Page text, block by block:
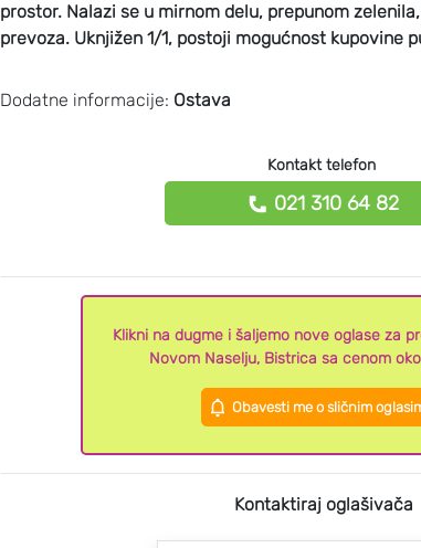
prostor. Nalazi se u mirnom delu, prepunom
prevoza. Uknjižen 1/1, postoji mogućnost kupovine
Dodatne informacije: Ostava
Kontakt telefon
021 310 64 82
Klikni na dugme i šaljemo nove oglase za
Novom Naselju, Bistrica sa cenom
Obavesti me o sličnim
Kontaktiraj oglašivača